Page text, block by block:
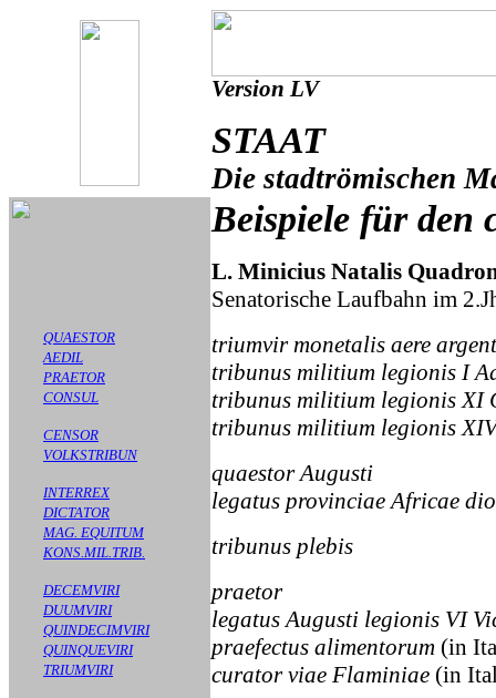
Version LV
STAAT
Die stadtrömischen
QUAESTOR
AEDIL
PRAETOR
CONSUL
CENSOR
VOLKSTRIBUN
INTERREX
DICTATOR
MAG. EQUITUM
KONS.MIL.TRIB.
DECEMVIRI
DUUMVIRI
QUINDECIMVIRI
QUINQUEVIRI
TRIUMVIRI
Beispiele für den
L. Minicius Natalis
Senatorische Laufbahn im
triumvir monetalis aere
tribunus militium legionis I
tribunus militium legionis XI
tribunus militium legionis
quaestor Augusti
legatus provinciae Africae
tribunus plebis
praetor
legatus Augusti legionis VI
praefectus alimentorum (in
curator viae Flaminiae (in